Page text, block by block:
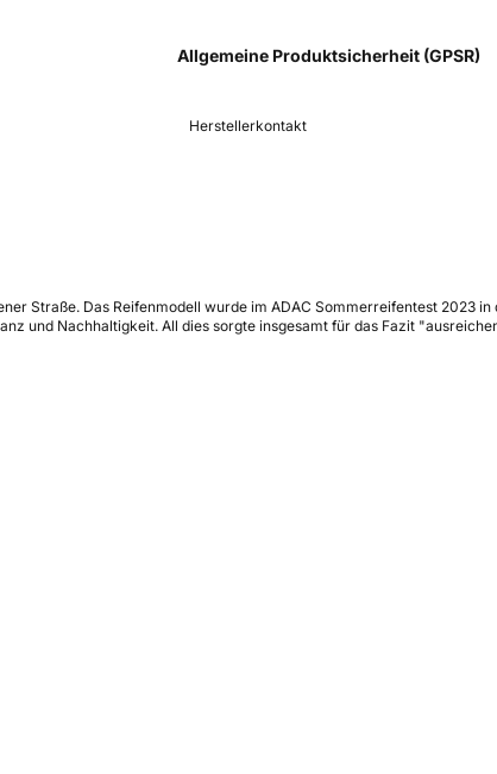
Allgemeine Produktsicherheit (GPSR)
Herstellerkontakt
Straße. Das Reifenmodell wurde im ADAC Sommerreifentest 2023
und Nachhaltigkeit. All dies sorgte insgesamt für das Fazit